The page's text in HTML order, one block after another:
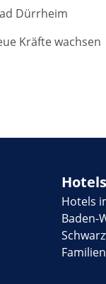
Dürrheim
Kräfte wachsen
Hotels
Hotels
Baden-